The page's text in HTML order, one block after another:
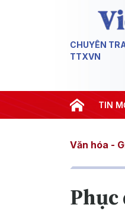
CHUYÊN
TTXVN
TIN
thành hành động
Văn hóa -
Phục